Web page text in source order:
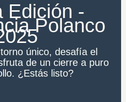
Edición -
Polanco
único, desafía el
de un cierre a puro
¿Estás listo?